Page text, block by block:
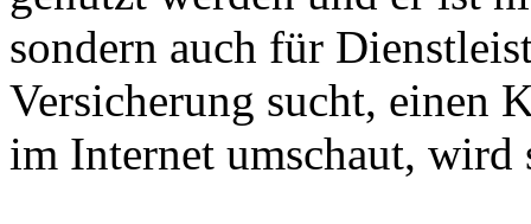
sondern auch für
Versicherung sucht, einen
im Internet umschaut, wird